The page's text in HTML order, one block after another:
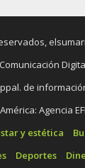
Digital
ppal. de
Agencia
y estética
Deportes